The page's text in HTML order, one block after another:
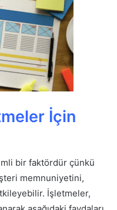
İçin
bir faktördür çünkü
memnuniyetini,
İşletmeler,